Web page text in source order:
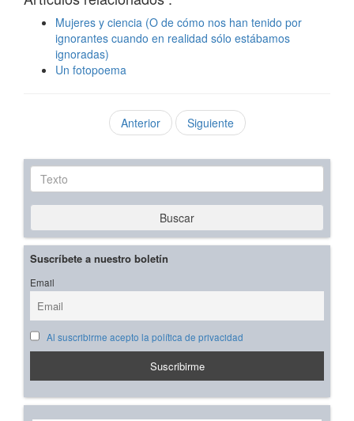
Mujeres y ciencia (O de cómo nos han tenido por
ignorantes cuando en realidad sólo estábamos
ignoradas)
Un fotopoema
Anterior Siguiente
Texto
Buscar
Suscríbete a nuestro boletín
Email
Al suscribirme acepto la política de privacidad